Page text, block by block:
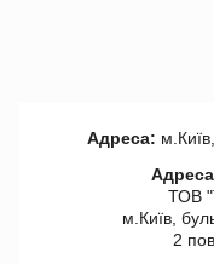
Адреса:
Адреса
ТОВ
м.Київ,
2